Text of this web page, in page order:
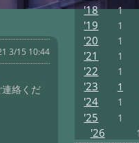
3/15 10:44
絡くだ
'18 1
'19 1
'20 1
'21 1
'22 1
'23 1
'24 1
'25 1
'26 1